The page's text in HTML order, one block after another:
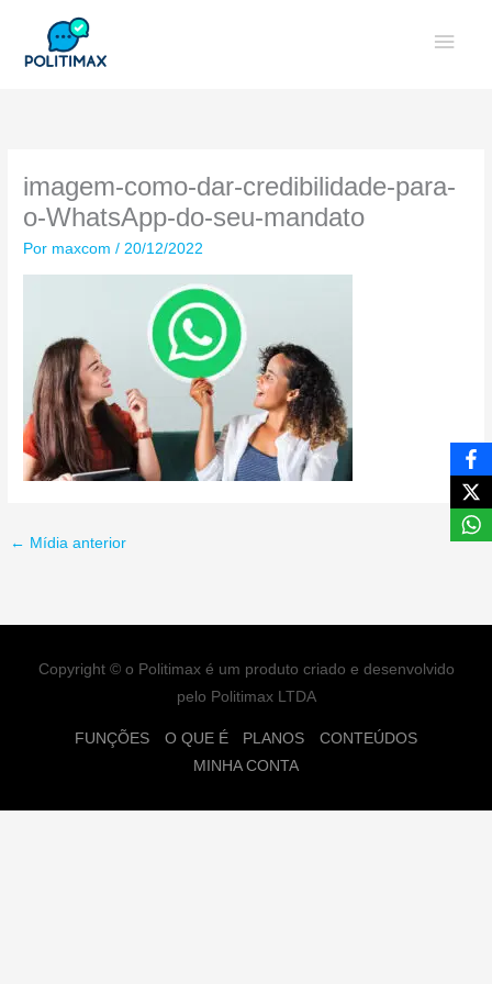
imagem-como-dar-credibilidade-para-
o-WhatsApp-do-seu-mandato
Por maxcom/ 20/12/2022
← Mídia anterior
Copyright © o Politimax é um produto criado e desenvolvido
pelo Politimax LTDA
FUNÇÕES O QUE É PLANOS
CONTEÚDOS
MINHA CONTA